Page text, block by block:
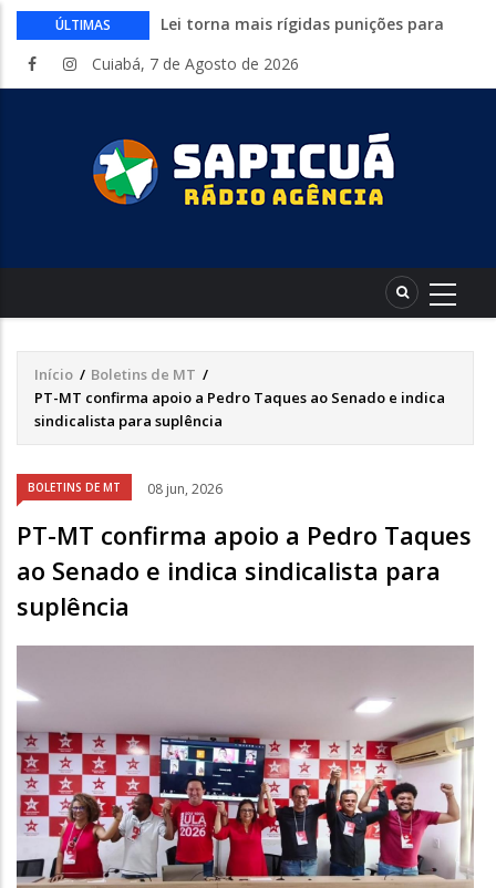
ÚLTIMAS
Lei torna mais rígidas punições para
CAIXA e iFood facilitam financiamento
Circuito Fazenda Rosa estreia na
Exposul com imersão de mulheres nas
atividades do agronegócio
Começa nesta sexta-feira em Cuiabá o
shows nacionais
Cuiabá, 7 de Agosto de 2026
Trilha
de
Início / Boletins de MT /
PT-MT confirma apoio a Pedro Taques ao Senado e indica
sindicalista para suplência
BOLETINS DE MT 08 jun, 2026
PT-MT confirma apoio a Pedro Taques
ao Senado e indica sindicalista para
suplência
Áudio